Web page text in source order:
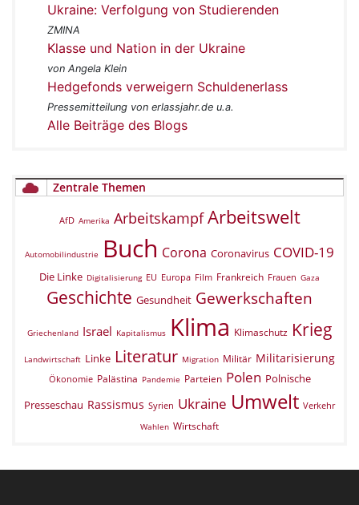
Ukraine: Verfolgung von Studierenden
ZMINA
Klasse und Nation in der Ukraine
von Angela Klein
Hedgefonds verweigern Schuldenerlass
Pressemitteilung von erlassjahr.de u.a.
Alle Beiträge des Blogs
Zentrale Themen
AfD Amerika Arbeitskampf Arbeitswelt
Automobilindustrie Buch Corona Coronavirus COVID-19
Die Linke Digitalisierung EU Europa Film Frankreich Frauen Gaza
Geschichte Gesundheit Gewerkschaften
Griechenland Israel Kapitalismus Klima Klimaschutz Krieg
Landwirtschaft Linke Literatur Migration Militär Militarisierung
Ökonomie Palästina Pandemie Parteien Polen Polnische
Presseschau Rassismus Syrien Ukraine Umwelt Verkehr
Wahlen Wirtschaft